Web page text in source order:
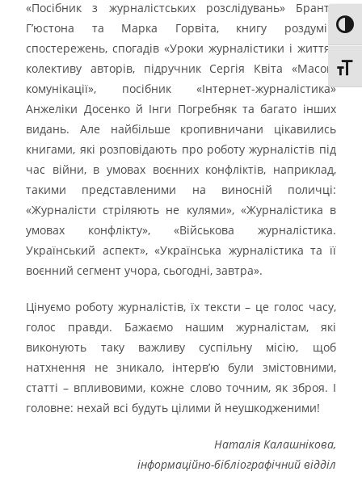
«Посібник з журналістських розслідувань» Бранта
Г’юстона та Марка Горвіта, книгу роздумів,
спостережень, спогадів «Уроки журналістики і життя»
колективу авторів, підручник Сергія Квіта «Масові
комунікації», посібник «Інтернет-журналістика»
Анжеліки Досенко й Інги Погребняк та багато інших
видань. Але найбільше кропивничани цікавились
книгами, які розповідають про роботу журналістів під
час війни, в умовах воєнних конфліктів, наприклад,
такими представленими на виносній поличці:
«Журналісти стріляють не кулями», «Журналістика в
умовах конфлікту», «Військова журналістика.
Український аспект», «Українська журналістика та її
воєнний сегмент учора, сьогодні, завтра».
Цінуємо роботу журналістів, їх тексти – це голос часу,
голос правди. Бажаємо нашим журналістам, які
виконують таку важливу суспільну місію, щоб
натхнення не зникало, інтерв’ю були змістовними,
статті – впливовими, кожне слово точним, як зброя. І
головне: нехай всі будуть цілими й неушкодженими!
Наталія Калашнікова,
інформаційно-бібліографічний відділ